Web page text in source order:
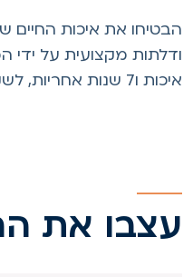
את איכות החיים
מקצועית על ידי
שנות אחריות, לשקט נפשי לשנים.
את